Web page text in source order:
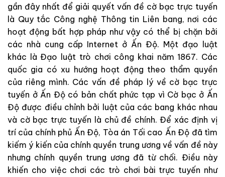
gần đây nhất để giải quyết vấn đề cờ bạc trực tuyến
là Quy tắc Công nghệ Thông tin Liên bang, nơi các
hoạt động bất hợp pháp như vậy có thể bị chặn bởi
các nhà cung cấp Internet ở Ấn Độ. Một đạo luật
khác là Đạo luật trò chơi công khai năm 1867. Các
quốc gia có xu hướng hoạt động theo thẩm quyền
của riêng mình. Các vấn đề pháp lý về cờ bạc trực
tuyến ở Ấn Độ có bản chất phức tạp vì Cờ bạc ở Ấn
Độ được điều chỉnh bởi luật của các bang khác nhau
và cờ bạc trực tuyến là chủ đề chính. Để xác định vị
trí của chính phủ Ấn Độ, Tòa án Tối cao Ấn Độ đã tìm
kiếm ý kiến của chính quyền trung ương về vấn đề này
nhưng chính quyền trung ương đã từ chối. Điều này
khiến cho việc chơi các trò chơi bài trực tuyến như